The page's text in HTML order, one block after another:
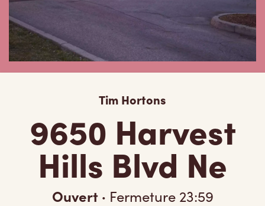
Tim Hortons
9650 Harvest
Hills Blvd Ne
Ouvert · Fermeture 23:59